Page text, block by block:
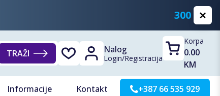
300 KM
TRAŽI Nalog
Login/Registracija
Korpa
0.00
KM
Informacije Kontakt +387 66 535 929